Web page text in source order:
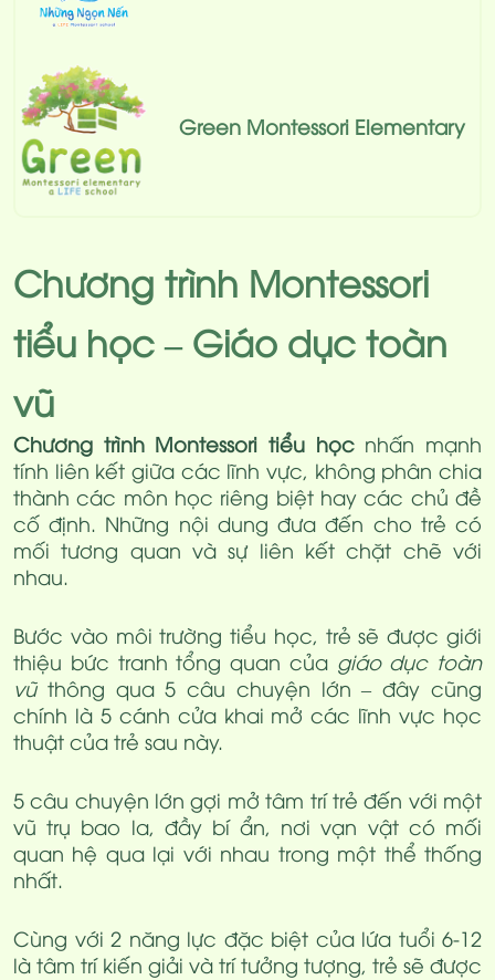
Green Montessori Elementary
Chương trình Montessori
tiểu học – Giáo dục toàn
vũ
Chương trình Montessori tiểu họcnhấn mạnh
tính liên kết giữa các lĩnh vực, không phân chia
thành các môn học riêng biệt hay các chủ đề
cố định. Những nội dung đưa đến cho trẻ có
mối tương quan và sự liên kết chặt chẽ với
nhau.
Bước vào môi trường tiểu học, trẻ sẽ được giới
thiệu bức tranh tổng quan của giáo dục toàn
vũthông qua 5 câu chuyện lớn – đây cũng
chính là 5 cánh cửa khai mở các lĩnh vực học
thuật của trẻ sau này.
5 câu chuyện lớn gợi mở tâm trí trẻ đến với một
vũ trụ bao la, đầy bí ẩn, nơi vạn vật có mối
quan hệ qua lại với nhau trong một thể thống
nhất.
Cùng với 2 năng lực đặc biệt của lứa tuổi 6-12
là tâm trí kiến giải và trí tưởng tượng, trẻ sẽ được